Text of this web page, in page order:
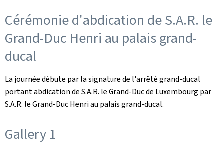
Cérémonie d'abdication de S.A.R. le
Grand-Duc Henri au palais grand-
ducal
La journée débute par la signature de l'arrêté grand-ducal
portant abdication de S.A.R. le Grand-Duc de Luxembourg par
S.A.R. le Grand-Duc Henri au palais grand-ducal.
Gallery 1